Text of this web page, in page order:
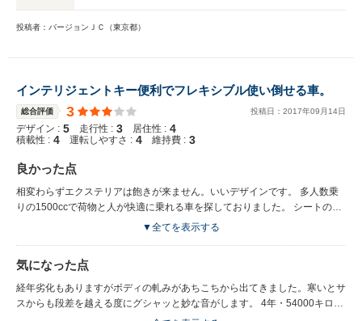
投稿者：バージョンＪＣ（東京都）
インテリジェントキー便利でフレキシブル使い倒せる車。
総合評価 3 投稿日： 2017年09 月 14日
デザイン : 5 走行性 : 3 居住性 : 4
積載性 : 4 運転しやすさ : 4 維持費 : 3
良かった点
相変わらずエクステリアは飽きが来ません。いいデザインです。 多人数乗
りの1500ccで荷物と人が快適に乗れる車を探しておりました。 シートの質
や乗り心地はワンクラス上のセダンなどには到底かないませんが、このクラ
▼全てを表示する
気になった点
経年劣化もありますがボディの軋みがあちこちから出てきました。寒いとサ
スからも段差を越える度にグシャッと妙な音がします。 4年・54000キロ走
行にしてはヘタリが早過ぎるような気がします。 ボディ剛性が低いのかも